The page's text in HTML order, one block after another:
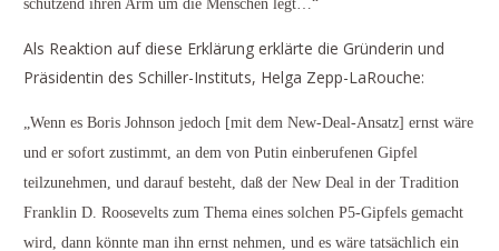
schützend ihren Arm um die Menschen legt…“
Als Reaktion auf diese Erklärung erklärte die Gründerin und
Präsidentin des Schiller-Instituts, Helga Zepp-LaRouche:
„Wenn es Boris Johnson jedoch [mit dem New-Deal-Ansatz] ernst wäre
und er sofort zustimmt, an dem von Putin einberufenen Gipfel
teilzunehmen, und darauf besteht, daß der New Deal in der Tradition
Franklin D. Roosevelts zum Thema eines solchen P5-Gipfels gemacht
wird, dann könnte man ihn ernst nehmen, und es wäre tatsächlich ein